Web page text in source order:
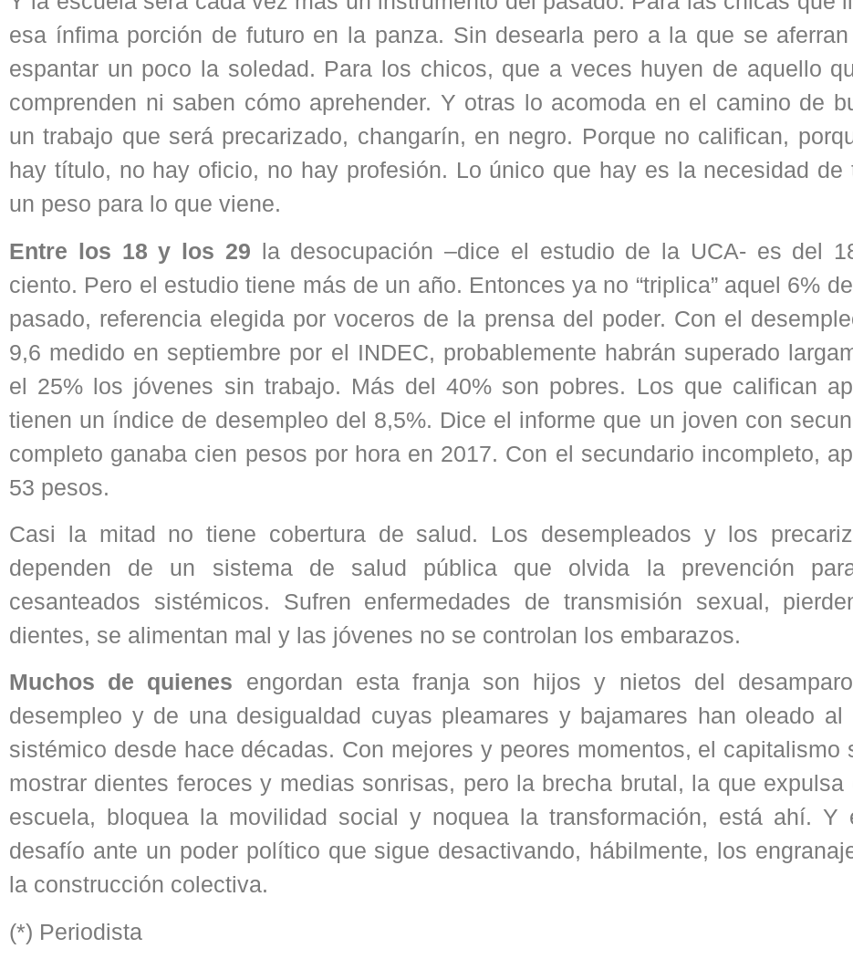
esa ínfima porción de futuro en la panza. Sin desearla pero a la que se
espantar un poco la soledad. Para los chicos, que a veces huyen de aquello
comprenden ni saben cómo aprehender. Y otras lo acomoda en el camino de
un trabajo que será precarizado, changarín, en negro. Porque no califican,
hay título, no hay oficio, no hay profesión. Lo único que hay es la necesidad de
un peso para lo que viene.
Entre los 18 y los 29 la desocupación –dice el estudio de la UCA- es del
ciento. Pero el estudio tiene más de un año. Entonces ya no “triplica” aquel 6%
pasado, referencia elegida por voceros de la prensa del poder. Con el
9,6 medido en septiembre por el INDEC, probablemente habrán superado
el 25% los jóvenes sin trabajo. Más del 40% son pobres. Los que califican
tienen un índice de desempleo del 8,5%. Dice el informe que un joven con
completo ganaba cien pesos por hora en 2017. Con el secundario incompleto,
53 pesos.
Casi la mitad no tiene cobertura de salud. Los desempleados y los
dependen de un sistema de salud pública que olvida la prevención
cesanteados sistémicos. Sufren enfermedades de transmisión sexual,
dientes, se alimentan mal y las jóvenes no se controlan los embarazos.
Muchos de quienes engordan esta franja son hijos y nietos del
desempleo y de una desigualdad cuyas pleamares y bajamares han oleado al
sistémico desde hace décadas. Con mejores y peores momentos, el capitalismo
mostrar dientes feroces y medias sonrisas, pero la brecha brutal, la que expulsa
escuela, bloquea la movilidad social y noquea la transformación, está ahí. Y
desafío ante un poder político que sigue desactivando, hábilmente, los
la construcción colectiva.
(*) Periodista